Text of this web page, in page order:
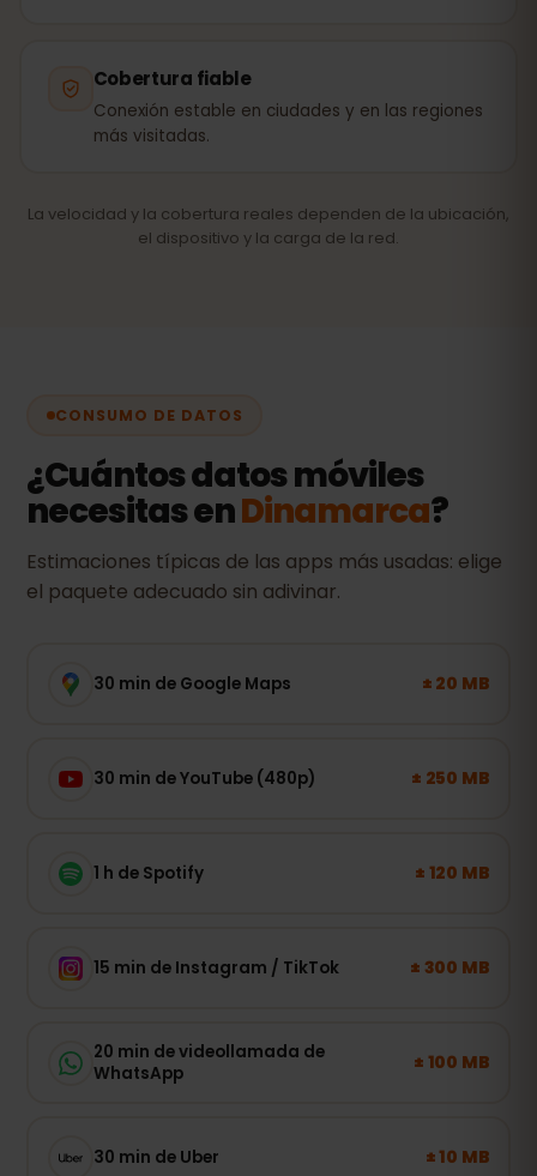
Cobertura fiable
Conexión estable en ciudades y en las regiones
más visitadas.
La velocidad y la cobertura reales dependen de la ubicación,
el dispositivo y la carga de la red.
CONSUMO DE DATOS
¿Cuántos datos móviles
necesitas enDinamarca?
Estimaciones típicas de las apps más usadas: elige
el paquete adecuado sin adivinar.
30 min de Google Maps ± 20 MB
30 min de YouTube (480p) ± 250 MB
1 h de Spotify ± 120 MB
15 min de Instagram / TikTok ± 300 MB
20 min de videollamada de
WhatsApp
± 100 MB
30 min de Uber ± 10 MB